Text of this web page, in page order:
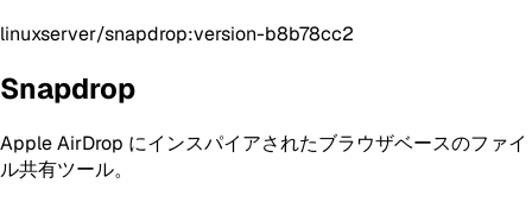
linuxserver/snapdrop:version-b8b78cc2
Snapdrop
Apple AirDrop にインスパイアされたブラウザベースのファイ
ル共有ツール。